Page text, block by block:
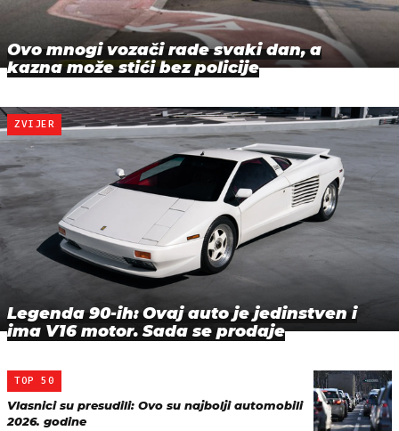
Ovo mnogi vozači rade svaki dan, a
kazna može stići bez policije
ZVIJER
Legenda 90-ih: Ovaj auto je jedinstven i
ima V16 motor. Sada se prodaje
TOP 50
Vlasnici su presudili: Ovo su najbolji automobili
2026. godine